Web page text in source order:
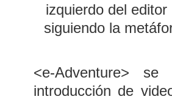
izquierdo del
siguiendo la
<e-Adventure>
introducción de